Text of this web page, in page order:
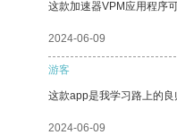
这款加速器VPM应用程序
2024-06-09
游客
这款app是我学习路上的良
2024-06-09